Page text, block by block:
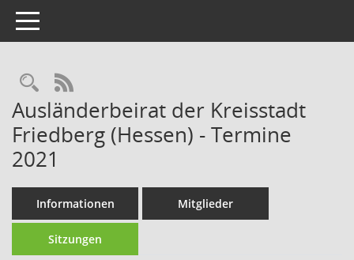
Toggle navigation
Rechercheauswahl
RSS-Feed
Ausländerbeirat der Kreisstadt
Friedberg (Hessen) - Termine
2021
Informationen Mitglieder
Sitzungen